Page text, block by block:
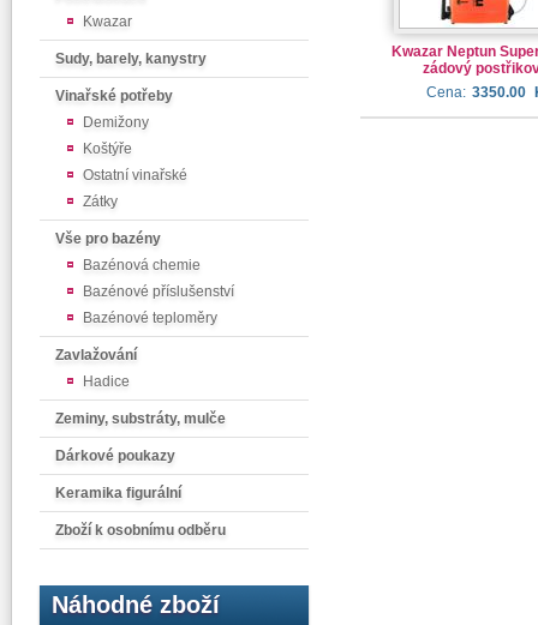
Kwazar
Sudy, barely, kanystry
Vinařské potřeby
Demižony
Koštýře
Ostatní vinařské
Zátky
Vše pro bazény
Bazénová chemie
Bazénové příslušenství
Bazénové teploměry
Zavlažování
Hadice
Zeminy, substráty, mulče
Dárkové poukazy
Keramika figurální
Zboží k osobnímu odběru
Náhodné zboží
Kwazar Neptun
zádový
Cena: 3350.00